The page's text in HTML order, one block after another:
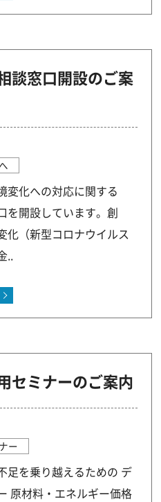
談窓口開設のご案
変化への対応に関する
を開設しています。創
化（新型コロナウイルス
..
セミナーのご案内
ー
足を乗り越えるための デ
原材料・エネルギー価格